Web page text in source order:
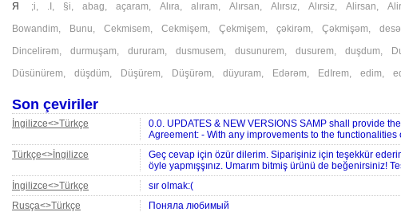
Я
;i, .I , §i, abag, açaram, Alıra, alıram, Alırsan, Alırsız, Alırsiz, Alirsan,
Bowandim, Bunu, Cekmisem, Cekmişem, Çekmişem, çəkirəm, Çəkmişəm,
Dincelirəm, durmuşam, dururam, dusmusem, dusunurem, dusurem, duşdum,
Düsünürem, düşdüm, Düşürem, Düşürəm, düyuram, Edərəm, EdIrem, edim,
Son çeviriler
İngilizce<>Türkçe
0.0. UPDATES & NEW VERSIONS SAMP shall provide
Agreement: - With any improvements to the
Türkçe<>İngilizce
Geç cevap için özür dilerim. Siparişiniz için teşekkür
öyle yapmışşınız. Umarım bitmiş ürünü de beğenirsiniz!
İngilizce<>Türkçe
sır olmak:(
Rusça<>Türkçe
Поняла любимый